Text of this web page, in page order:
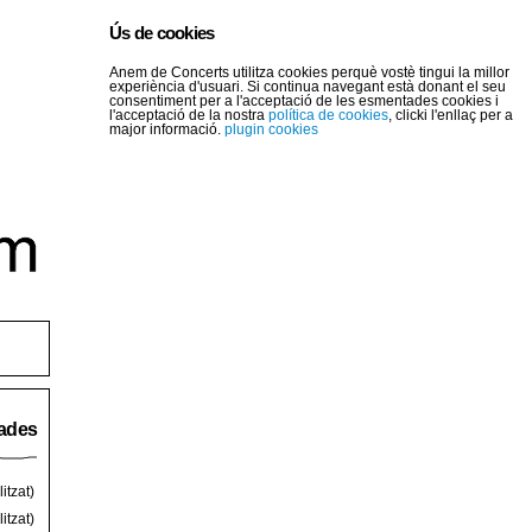
Ús de cookies
Anem de Concerts utilitza cookies perquè vostè tingui la millor
experiència d'usuari. Si continua navegant està donant el seu
consentiment per a l'acceptació de les esmentades cookies i
l'acceptació de la nostra política de cookies, clicki l'enllaç per a
major informació. plugin cookies